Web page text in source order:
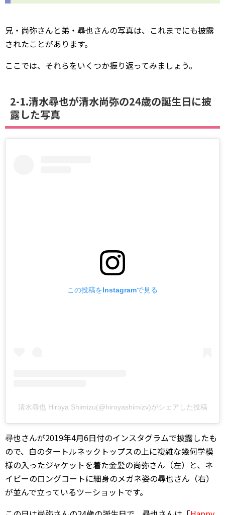
兄・尚弥さんと弟・尋也さんの写真は、これまでにも披露
されたことがあります。
ここでは、それらをいくつか振り返ってみましょう。
2-1.清水尋也が清水尚弥の24歳の誕生日に披
露した写真
この投稿をInstagramで見る
清水尋也 Hiroya Shimizu(@hiroyashimizv)がシェアした投稿
尋也さんが2019年4月6日付のインスタグラムで披露したも
ので、白のタートルネックトップスの上に複雑な幾何学模
様の入ったジャケットを着た金髪の尚弥さん（左）と、ネ
イビーのロングコートに細身のメガネ姿の尋也さん（右）
が並んで立っているツーショットです。